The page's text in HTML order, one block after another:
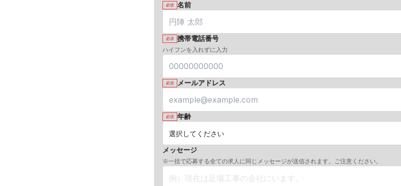
必須 名前
必須 携帯電話番号
ハイフンを入れずに入力
必須 メールアドレス
必須 年齢
メッセージ
※一括で応募する全ての求人に同じメッセージが送信されます。ご注意ください。